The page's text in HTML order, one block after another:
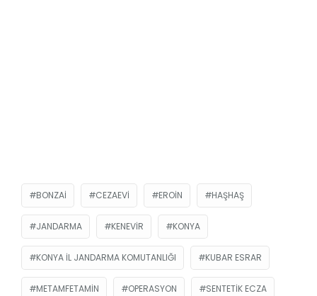
BONZAI CEZAEVI EROIN HAŞHAŞ
JANDARMA KENEVIR KONYA
KONYA İL JANDARMA KOMUTANLIĞI KUBAR ESRAR
METAMFETAMIN OPERASYON SENTETIK ECZA